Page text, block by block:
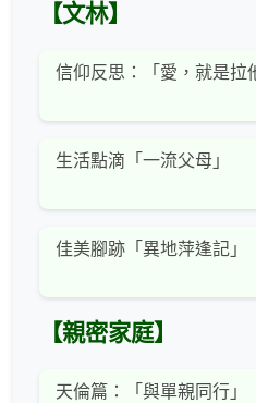
【文林】
信仰反思：「愛，就是拉
生活點滴「一流父母」
佳美腳跡「異地萍逢記」
【親密家庭】
天倫篇：「與單親同行」